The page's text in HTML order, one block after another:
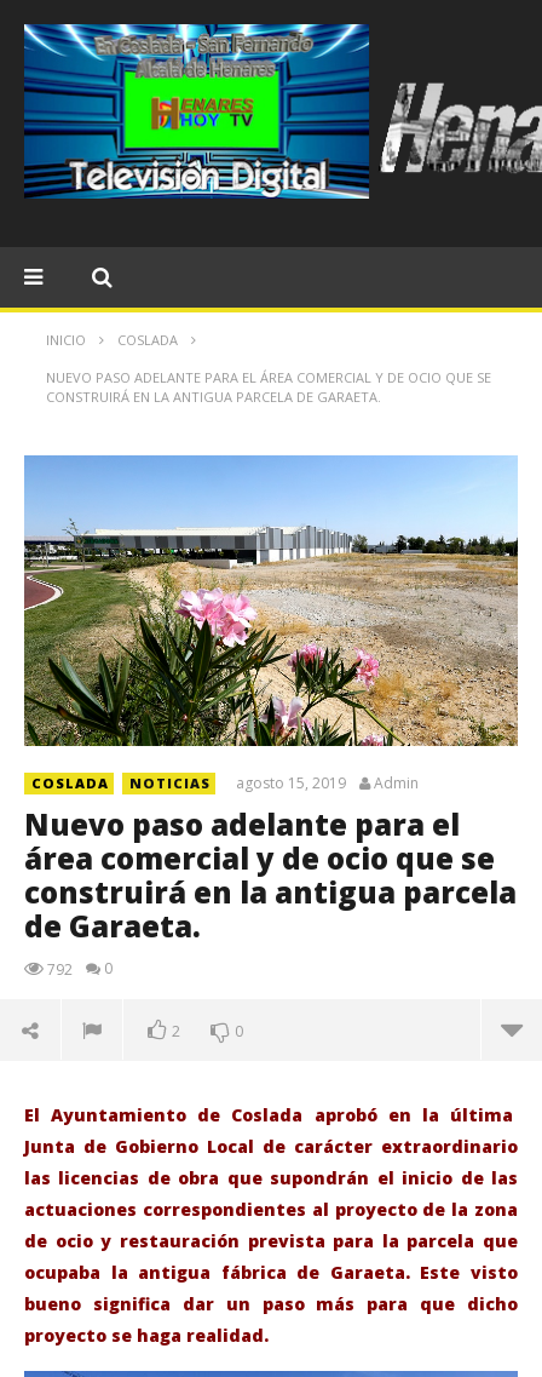
INICIO COSLADA
NUEVO PASO ADELANTE PARA EL ÁREA COMERCIAL Y DE OCIO QUE SE
CONSTRUIRÁ EN LA ANTIGUA PARCELA DE GARAETA.
COSLADA NOTICIAS agosto 15, 2019 Admin
Nuevo paso adelante para el
área comercial y de ocio que se
construirá en la antigua parcela
de Garaeta.
792 0
2 0
El Ayuntamiento de Coslada aprobó en la última
Junta de Gobierno Local de carácter extraordinario
las licencias de obra que supondrán el inicio de las
actuaciones correspondientes al proyecto de la zona
de ocio y restauración prevista para la parcela que
ocupaba la antigua fábrica de Garaeta. Este visto
bueno significa dar un paso más para que dicho
proyecto se haga realidad.